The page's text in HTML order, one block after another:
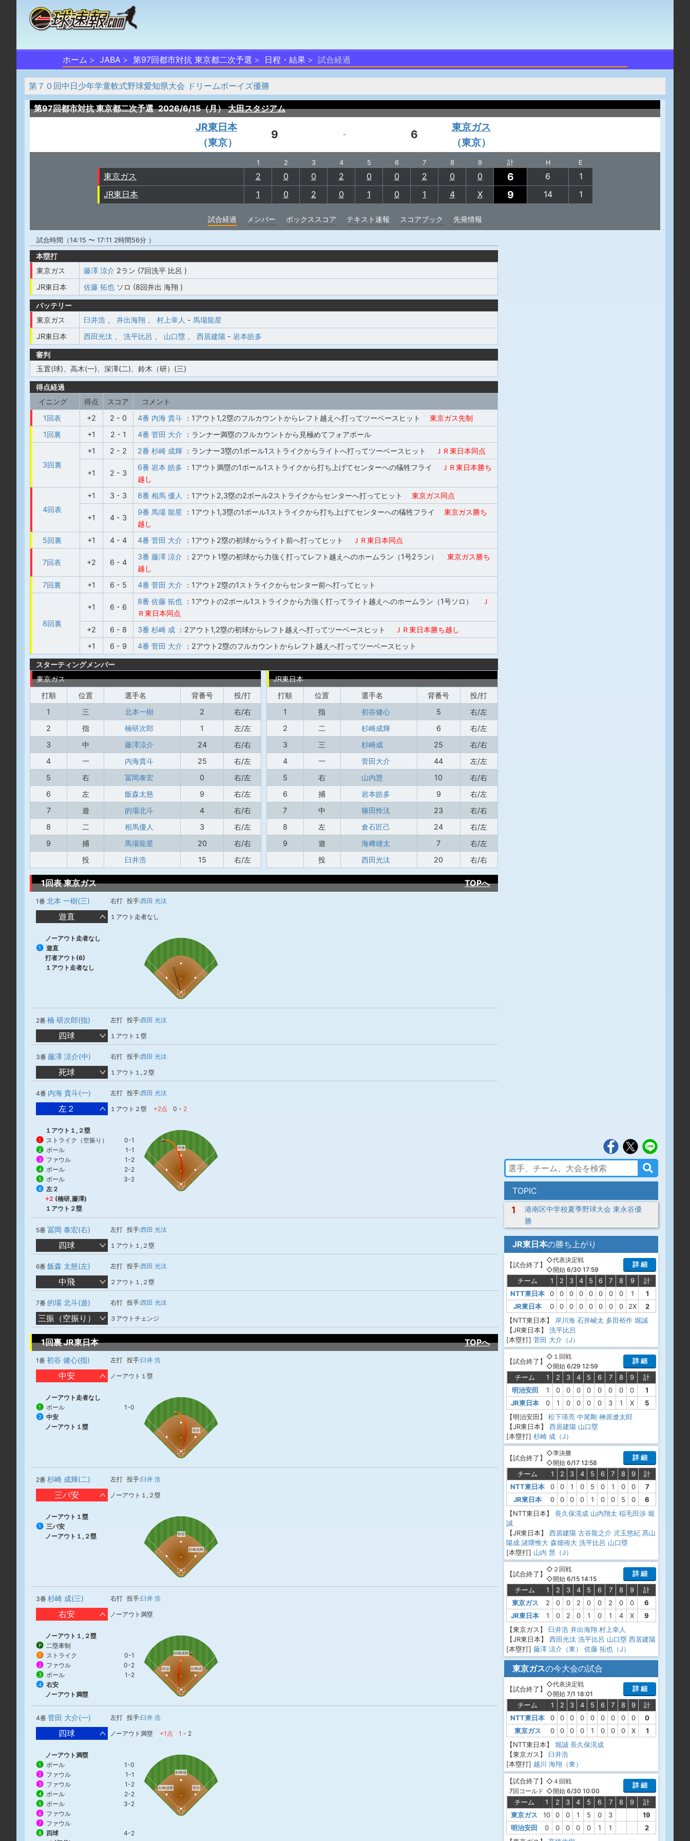
ホーム JABA 第97回都市対抗 東京都二次予選 日程・結果 試合経過
第７０回中日少年学童軟式野球愛知県大会 ドリームボーイズ優勝
第97回都市対抗 東京都二次予選 2026/6/15（月） 大田スタジアム
JR東日本
（東京）
9 - 6
東京ガス
（東京）
1 2 3 4 5 6 7 8 9 計 H E
東京ガス 2 0 0 2 0 0 2 0 0 6 6
1
JR東日本
1 0 2 0 1 0 1 4 X 9 14 1
試合経過 メンバー ボックススコア テキスト速報 スコアブック 先発情報
試合時間（14:15 〜 17:11 2時間56分 ）
本塁打
東京ガス
藤澤 涼介 2ラン (7回洗平 比呂 )
JR東日本
佐藤 拓也 ソロ (8回井出 海翔 )
バッテリー
東京ガス
臼井浩 井出海翔 村上幸人 - 馬場龍星
JR東日本
西田光汰 洗平比呂 山口塁 西居建陽 - 岩本皓多
審判
玉置(球)、高木(一)、深澤(二)、鈴木（研）(三)
得点経過
イニング
得点 スコア
コメント
1回表
+2 2 - 0 4番 内海 貴斗 ：1アウト1,2塁のフルカウントからレフト越えへ打ってツーベースヒット
東京ガス先制
1回裏
+1 2 - 1 4番 菅田 大介 ：ランナー満塁のフルカウントから見極めてフォアボール
3回裏
+1 2 - 2 2番 杉崎 成輝 ：ランナー3塁の1ボール1ストライクからライトへ打ってツーベースヒット ＪＲ東日本同点
+1 2 - 3
6番 岩本 皓多 ：1アウト満塁の1ボール1ストライクから打ち上げてセンターへの犠牲フライ
ＪＲ東日本勝ち
越し
4回表
+1 3 - 3 8番 相馬 優人 ：1アウト2,3塁の2ボール2ストライクからセンターへ打ってヒット 東京ガス同点
+1 4 - 3
9番 馬場 龍星 ：1アウト1,3塁の1ボール1ストライクから打ち上げてセンターへの犠牲フライ
東京ガス勝ち
越し
5回裏
+1 4 - 4 4番 菅田 大介 ：1アウト2塁の初球からライト前へ打ってヒット ＪＲ東日本同点
7回表 +2 6 - 4
3番 藤澤 涼介 ：2アウト1塁の初球から力強く打ってレフト越えへのホームラン（1号2ラン）
東京ガス勝ち
越し
7回裏
+1 6 - 5 4番 菅田 大介 ：1アウト2塁の1ストライクからセンター前へ打ってヒット
8回裏
+1 6 - 6
8番 佐藤 拓也 ：1アウトの2ボール1ストライクから力強く打ってライト越えへのホームラン（1号ソロ）
Ｊ
Ｒ東日本同点
+2
6 - 8 3番 杉崎 成 ：2アウト1,2塁の初球からレフト越えへ打ってツーベースヒット
ＪＲ東日本勝ち越し
+1
6 - 9 4番 菅田 大介 ：2アウト2塁のフルカウントからレフト越えへ打ってツーベースヒット
スターティングメンバー
東京ガス
打順
位置 選手名 背番号
投/打
1
三 北本一樹 2
右/右
2
指 楠研次郎 1
左/左
3
中 藤澤涼介 24
右/右
4
一 内海貴斗 25
右/左
5
右 冨岡泰宏 0
右/左
6
左 飯森太慈 9
右/左
7
遊 的場北斗 4
右/右
8
二 相馬優人 3
右/左
9
捕 馬場龍星 20
右/右
投
臼井浩 15 右/左
JR東日本
打順
位置 選手名 背番号
投/打
1
指 初谷健心 5
右/左
2
二 杉崎成輝 6
右/左
3
三 杉崎成 25
右/右
4
一 菅田大介 44
左/左
5
右 山内慧 10
右/右
6
捕 岩本皓多 9
右/左
7
中 篠田怜汰 23
右/右
8
左 倉石匠己 24
右/左
9
遊 海﨑雄太 7
右/左
投
西田光汰 20 右/右
1回表 東京ガス TOPへ
1番 北本 一樹(三) 右打 投手:西田 光汰
遊直 １アウト走者なし
ノーアウト走者なし
1
遊直
打者アウト(6)
１アウト走者なし
2番 楠 研次郎(指) 左打 投手:西田 光汰
四球 １アウト１塁
3番 藤澤 涼介(中) 右打 投手:西田 光汰
死球 １アウト１,２塁
4番 内海 貴斗(一) 左打 投手:西田 光汰
左２ １アウト２塁 +2点 0 - 2
１アウト１,２塁
1 ストライク（空振り） 0-1
2 ボール 1-1
3 ファウル 1-2
4 ボール 2-2
5 ボール 3-2
6
左２
+2 (楠研,藤澤)
１アウト２塁
内海
5番 冨岡 泰宏(右) 左打 投手:西田 光汰
四球 １アウト１,２塁
6番 飯森 太慈(左) 左打 投手:西田 光汰
中飛 ２アウト１,２塁
7番 的場 北斗(遊) 右打 投手:西田 光汰
三振（空振り） ３アウトチェンジ
1回裏 JR東日本 TOPへ
1番 初谷 健心(指) 左打 投手:臼井 浩
中安 ノーアウト１塁
ノーアウト走者なし
1 ボール 1-0
2
中安
ノーアウト１塁
初谷
2番 杉崎 成輝(二) 左打 投手:臼井 浩
三バ安 ノーアウト１,２塁
ノーアウト１塁
1
三バ安
ノーアウト１,２塁
初谷
杉崎成輝
3番 杉崎 成(三) 右打 投手:臼井 浩
右安 ノーアウト満塁
ノーアウト１,２塁
P 二塁牽制
1 ストライク 0-1
2 ファウル 0-2
3 ボール 1-2
4
右安
ノーアウト満塁
初谷
杉崎成輝
杉崎成
4番 菅田 大介(一) 左打 投手:臼井 浩
四球 ノーアウト満塁 +1点 1 - 2
ノーアウト満塁
1 ボール 1-0
2 ファウル 1-1
3 ファウル 1-2
4 ボール 2-2
5 ボール 3-2
6 ファウル
7 ファウル
8 四球
4-2
杉崎成輝
杉崎成
菅田
TOPIC
1
港南区中学校夏季野球大会 東永谷優
勝
JR東日本の勝ち上がり
【試合終了】
◇代表決定戦
◇開始 6/30 17:59
詳 細
チーム 1 2 3 4 5 6 7 8 9
計
NTT東日本
0 0 0 0 0 0 0 0 1
1
JR東日本
0 0 0 0 0 0 0 0 2X
2
【NTT東日本】
岸川海 石井崚太 多田裕作 堀誠
【JR東日本】
洗平比呂
[本塁打] 菅田 大介（J）
【試合終了】
◇１回戦
◇開始 6/29 12:59
詳 細
チーム 1 2 3 4 5 6 7 8 9
計
明治安田
1 0 0 0 0 0 0 0 0
1
JR東日本
0 1 0 0 0 0 3 1 X
5
【明治安田】
松下瑛亮 中尾剛 榊原遼太郎
【JR東日本】
西居建陽 山口塁
[本塁打] 杉崎 成（J）
【試合終了】
◇準決勝
◇開始 6/17 12:58
詳 細
チーム 1 2 3 4 5 6 7 8 9
計
NTT東日本
0 0 1 0 5 0 1 0 0
7
JR東日本
0 0 0 0 1 0 0 5 0
6
【NTT東日本】
長久保滉成 山内翔太 稲毛田渉 堀
誠
【JR東日本】
西居建陽 古谷龍之介 児玉悠紀 髙山
陽成 諸隈惟大 森畑侑大 洗平比呂 山口塁
[本塁打] 山内 慧（J）
【試合終了】
◇２回戦
◇開始 6/15 14:15
詳 細
チーム 1 2 3 4 5 6 7 8 9
計
東京ガス
2 0 0 2 0 0 2 0 0
6
JR東日本
1 0 2 0 1 0 1 4 X
9
【東京ガス】
臼井浩 井出海翔 村上幸人
【JR東日本】
西田光汰 洗平比呂 山口塁 西居建陽
[本塁打] 藤澤 涼介（東） 佐藤 拓也（J）
東京ガスの今大会の試合
【試合終了】
◇代表決定戦
◇開始 7/1 18:01
詳 細
チーム 1 2 3 4 5 6 7 8 9
計
NTT東日本
0 0 0 0 0 0 0 0 0
0
東京ガス
0 0 0 0 1 0 0 0 X
1
【NTT東日本】
堀誠 長久保滉成
【東京ガス】
臼井浩
[本塁打] 越川 海翔（東）
【試合終了】
7回コールド
◇４回戦
◇開始 6/30 10:00
詳 細
チーム 1 2 3 4 5 6 7 8 9
計
東京ガス
10 0 0 1 5 0 3
19
明治安田
0 0 0 0 0 1 1
2